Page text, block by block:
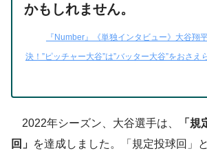
かもしれません。
『Number』《単独インタビュー》大谷翔
決！”ピッチャー大谷”は”バッター大谷”をおさ
2022年シーズン、大谷選手は、
「
回」 を達成しました。「規定投球回」